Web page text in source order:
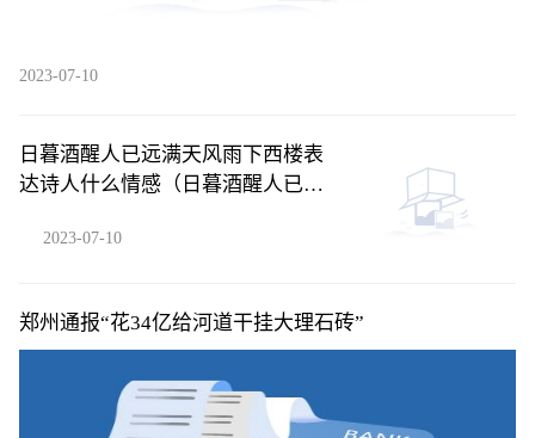
2023-07-10
日暮酒醒人已远满天风雨下西楼表
达诗人什么情感（日暮酒醒人已远
2023-07-10
郑州通报“花34亿给河道干挂大理石砖”